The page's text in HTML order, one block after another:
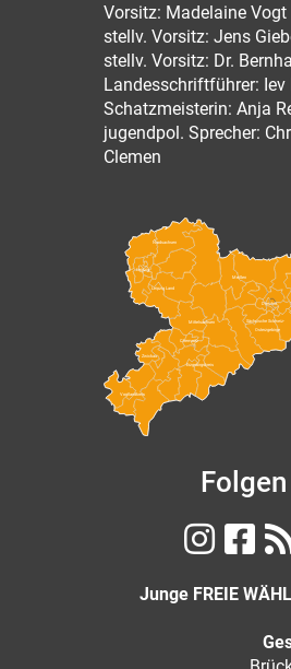
Vorsitz: Madelaine Vogt
stellv. Vorsitz: Jens
stellv. Vorsitz: Dr.
Landesschriftführer: Iev
Schatzmeisterin: Anja
jugendpol. Sprecher:
Clemen
Leipzig
Leipzig Land
Meißen
Erzgebirgskreis
Mittelsachsen
Nordsachsen
Osterzgebirge
Sächsische Schweiz-
Vogtlandkreis
Zwickau
Dresden
Chemnitz
Junge FREIE